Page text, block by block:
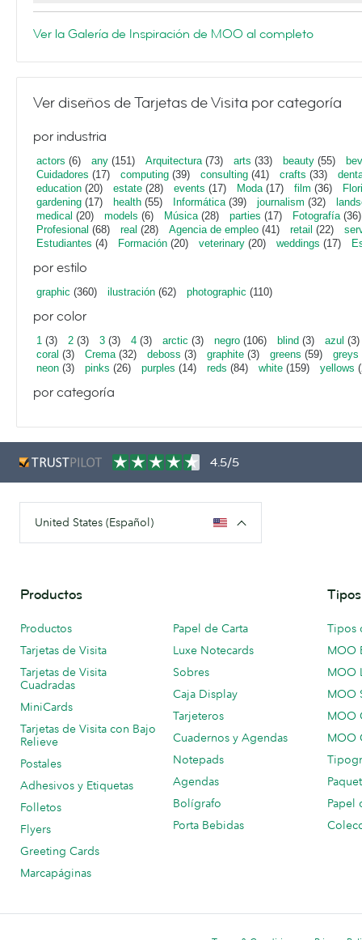
Ver la Galería de Inspiración de MOO al completo
Ver diseños de Tarjetas de Visita por categoría
por industria
actors (6) any (151) Arquitectura(73) arts (33) beauty (55)
Cuidadores (17) computing (39) consulting (41) crafts (33)
education (20) estate (28) events (17) Moda(17) film (36)
gardening (17) health (55) Informática(39) journalism (32)
medical (20) models (6) Música(28) parties (17) Fotografía(36)
Profesional (68) real (28) Agencia de empleo (41) retail (22)
Estudiantes (4) Formación (20) veterinary (20) weddings (17)
por estilo
graphic (360) ilustración (62) photographic (110)
por color
1 (3) 2 (3) 3 (3) 4 (3) arctic (3) negro (106) blind (3) azul (3)
coral (3) Crema(32) deboss (3) graphite (3) greens (59) greys
neon (3) pinks (26) purples (14) reds (84) white (159) yellows
por categoría
4.5/5
United States (Español)
Productos
Productos
Tarjetas de Visita
Tarjetas de Visita
Cuadradas
MiniCards
Tarjetas de Visita con Bajo
Relieve
Postales
Adhesivos y Etiquetas
Folletos
Flyers
Greeting Cards
Marcapáginas
Papel de Carta
Luxe Notecards
Sobres
Caja Display
Tarjeteros
Cuadernos y Agendas
Notepads
Agendas
Bolígrafo
Porta Bebidas
Tipos
MOO
MOO
MOO
MOO
MOO
Papel